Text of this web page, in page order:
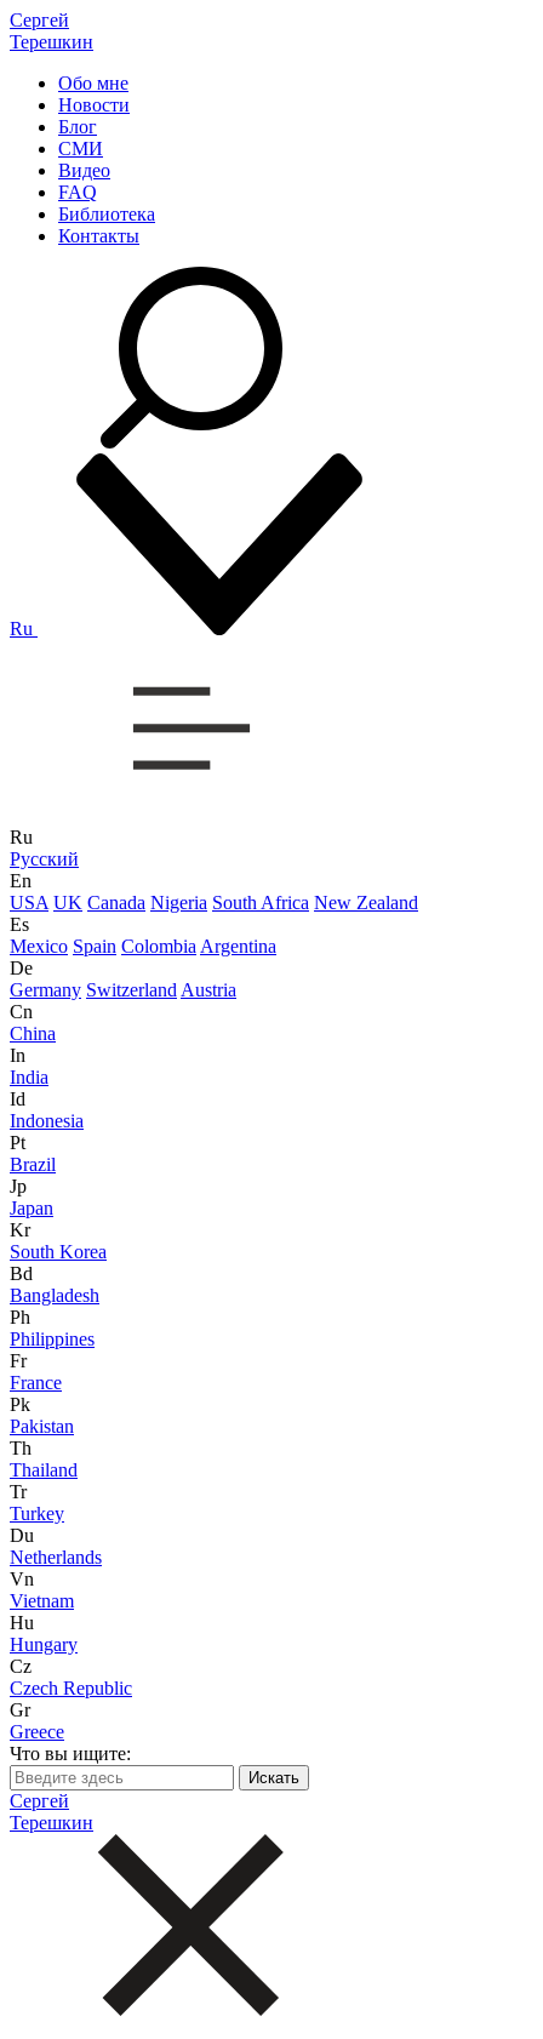
Сергей
Терешкин
Обо мне
Новости
Блог
СМИ
Видео
FAQ
Библиотека
Контакты
Ru
Ru
Русский
En
USA UK Canada Nigeria South Africa New Zealand
Es
Mexico Spain Colombia Argentina
De
Germany Switzerland Austria
Cn
China
In
India
Id
Indonesia
Pt
Brazil
Jp
Japan
Kr
South Korea
Bd
Bangladesh
Ph
Philippines
Fr
France
Pk
Pakistan
Th
Thailand
Tr
Turkey
Du
Netherlands
Vn
Vietnam
Hu
Hungary
Cz
Czech Republic
Gr
Greece
Что вы ищите:
Сергей
Терешкин